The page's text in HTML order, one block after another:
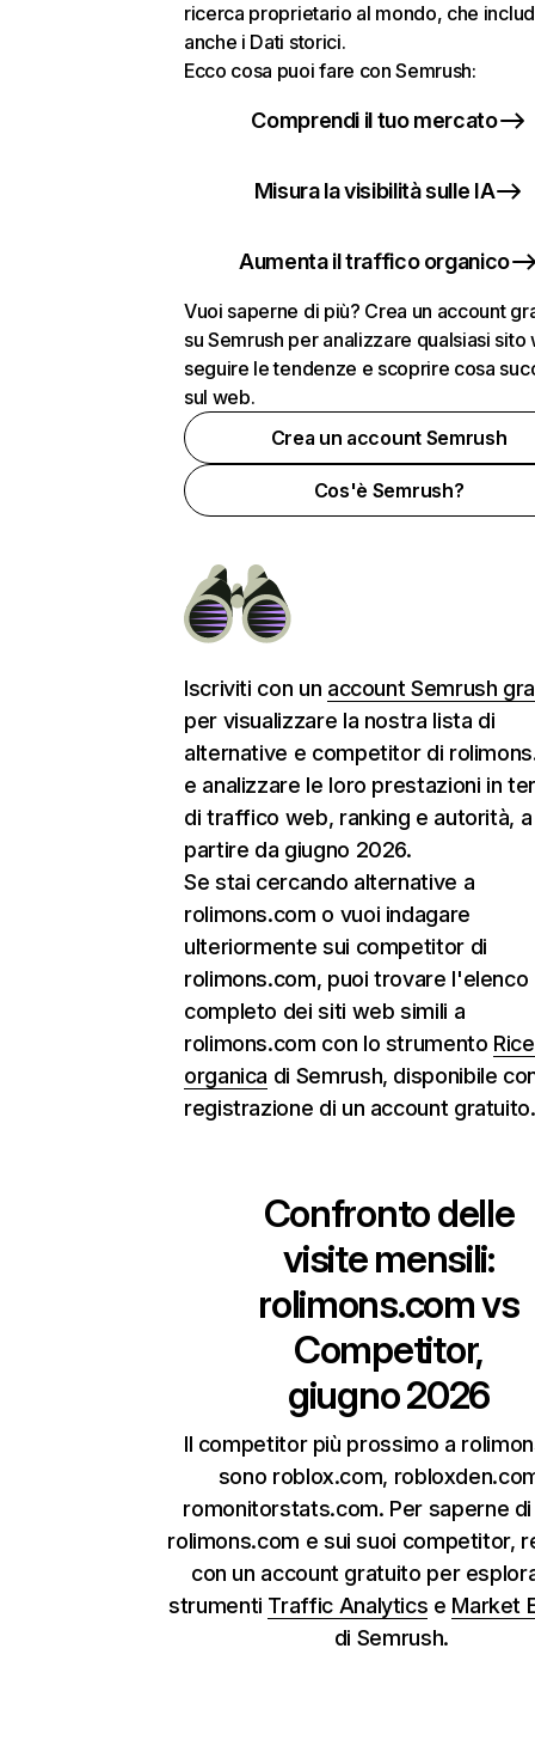
ricerca proprietario al mondo, che
anche i Dati storici.
Ecco cosa puoi fare con Semrush:
Comprendi il tuo mercato
Misura la visibilità sulle IA
Aumenta il traffico organico
Vuoi saperne di più? Crea un account
su Semrush per analizzare qualsiasi sito
seguire le tendenze e scoprire cosa
sul web.
Crea un account Semrush
Cos'è Semrush?
Iscriviti con un account Semrush
per visualizzare la nostra lista di
alternative e competitor di
e analizzare le loro prestazioni in
di traffico web, ranking e autorità, a
partire da giugno 2026.
Se stai cercando alternative a
rolimons.com o vuoi indagare
ulteriormente sui competitor di
rolimons.com, puoi trovare l'elenco
completo dei siti web simili a
rolimons.com con lo strumento
organica di Semrush, disponibile
registrazione di un account gratuito.
Confronto delle
visite mensili:
rolimons.comvs
Competitor,
giugno 2026
Il competitor più prossimo a
sono roblox.com,
romonitorstats.com. Per saperne di
rolimons.com e sui suoi competitor,
con un account gratuito per
strumenti Traffic Analytics e Market
di Semrush.